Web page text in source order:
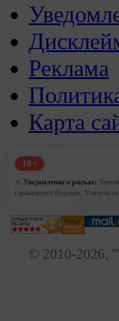
Реклама
Карта
18+
⚠️ Уведомление о рисках:
гарантируют будущих.
© 2010-2026,